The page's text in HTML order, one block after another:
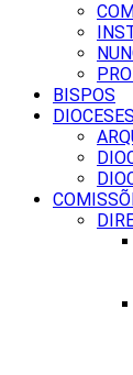
BISPOS
DIOCESES